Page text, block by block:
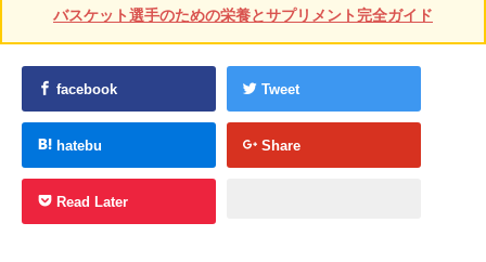
バスケット選手のための栄養とサプリメント完全ガイド
facebook Tweet
hatebu Share
Read Later